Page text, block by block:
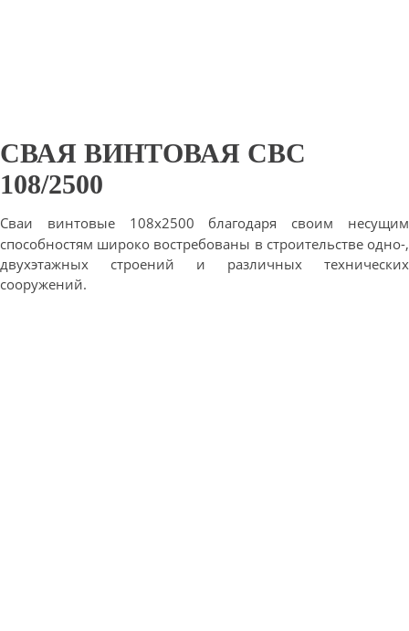
СВАЯ ВИНТОВАЯ СВС
108/2500
Сваи винтовые 108х2500 благодаря своим несущим
способностям широко востребованы в строительстве одно-,
двухэтажных строений и различных технических
сооружений.